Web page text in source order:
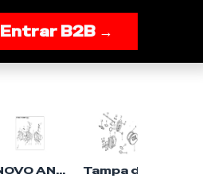
Entrar B2B →
NOVO ANIMA 150 / 190CC （4 VÁLVULAS）